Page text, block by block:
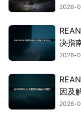
2026-
决指
2026-
因及
2026-